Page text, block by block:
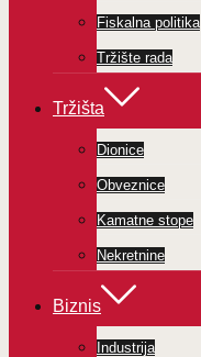
Fiskalna politika
Tržište rada
Tržišta
Dionice
Obveznice
Kamatne stope
Nekretnine
Biznis
Industrija